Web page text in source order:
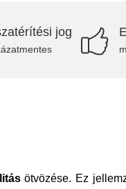
jog
ötvözése. Ez